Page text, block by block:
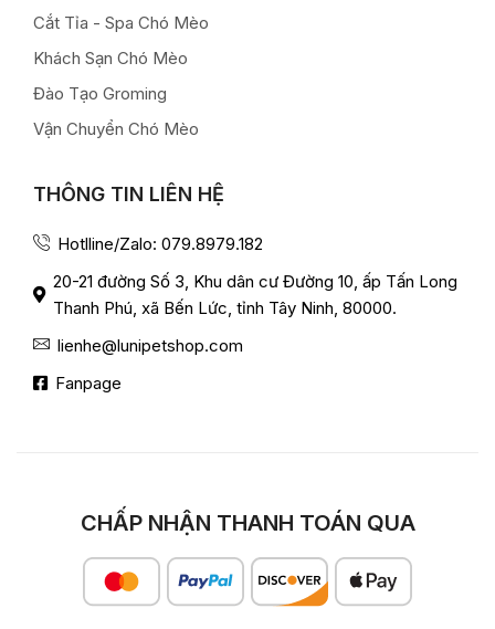
Cắt Tỉa - Spa Chó Mèo
Khách Sạn Chó Mèo
Đào Tạo Groming
Vận Chuyển Chó Mèo
THÔNG TIN LIÊN HỆ
Hotlline/Zalo: 079.8979.182
20-21 đường Số 3, Khu dân cư Đường 10, ấp Tấn Long
Thanh Phú, xã Bến Lức, tỉnh Tây Ninh, 80000.
lienhe@lunipetshop.com
Fanpage
CHẤP NHẬN THANH TOÁN QUA